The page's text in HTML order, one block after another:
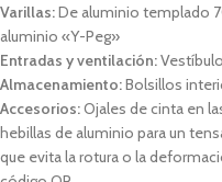
Varillas:De aluminio templado
aluminio «Y-Peg»
Entradas y ventilación:
Almacenamiento:Bolsillos
Accesorios:Ojales de cinta en
hebillas de aluminio para un
que evita la rotura o la